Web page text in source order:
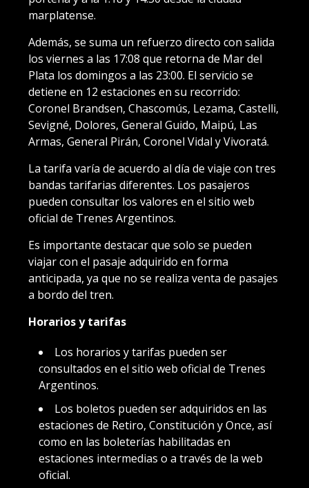
marplatense.
Además, se suma un refuerzo directo con salida
los viernes a las 17:08 que retorna de Mar del
Plata los domingos a las 23:00. El servicio se
detiene en 12 estaciones en su recorrido:
Coronel Brandsen, Chascomús, Lezama, Castelli,
Sevigné, Dolores, General Guido, Maipú, Las
Armas, General Pirán, Coronel Vidal y Vivoratá.
La tarifa varía de acuerdo al día de viaje con tres
bandas tarifarias diferentes. Los pasajeros
pueden consultar los valores en el sitio web
oficial de Trenes Argentinos.
Es importante destacar que solo se pueden
viajar con el pasaje adquirido en forma
anticipada, ya que no se realiza venta de pasajes
a bordo del tren.
Horarios y tarifas
Los horarios y tarifas pueden ser
consultados en el sitio web oficial de Trenes
Argentinos.
Los boletos pueden ser adquiridos en las
estaciones de Retiro, Constitución y Once, así
como en las boleterías habilitadas en
estaciones intermedias o a través de la web
oficial.